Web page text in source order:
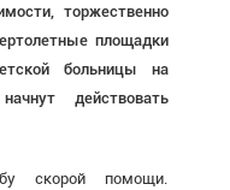
торжественно
площадки
больницы на
действовать
скорой помощи.